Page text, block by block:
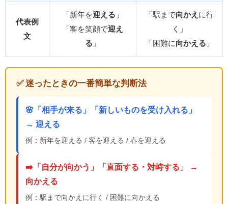
代表例
文
「新年を迎える 」
「客を笑顔で迎え
る 」
「駅まで向かえ に行
く」
「困難に 向かえる 」
✅ 迷ったときの一番簡単な判断法
🌸「相手が来る」「新しいものを受け入れる」
→ 迎える
例：新年を迎える / 客を迎える / 春を迎える
➡️「自分が向かう」「直面する・対峙する」 →
向かえる
例：駅まで向かえに行く / 困難に向かえる